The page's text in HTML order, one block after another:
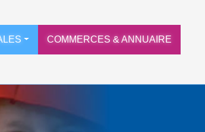
COMMERCES & ANNUAIRE